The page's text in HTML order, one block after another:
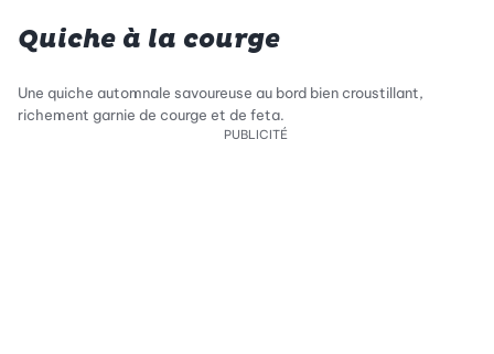
Quiche à la courge
Une quiche automnale savoureuse au bord bien croustillant,
richement garnie de courge et de feta.
PUBLICITÉ